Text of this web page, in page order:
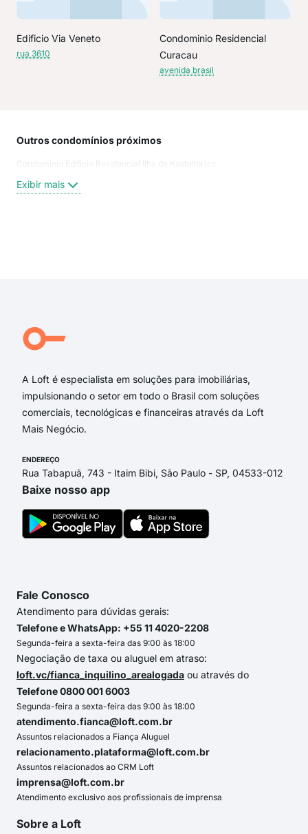
Edificio Via Veneto
rua 3610
Condominio Residencial
Curacau
avenida brasil
Outros condomínios próximos
Condominio Edificio Residencial Ilha de Kastellorizo
Exibir mais
A Loft é especialista em soluções para imobiliárias,
impulsionando o setor em todo o Brasil com soluções
comerciais, tecnológicas e financeiras através da Loft
Mais Negócio.
ENDEREÇO
Rua Tabapuã, 743 - Itaim Bibi, São Paulo - SP, 04533-012
Baixe nosso app
Fale Conosco
Atendimento para dúvidas gerais:
Telefone e WhatsApp: +55 11 4020-2208
Segunda-feira a sexta-feira das 9:00 às 18:00
Negociação de taxa ou aluguel em atraso:
loft.vc/fianca_inquilino_arealogada ou através do
Telefone 0800 001 6003
Segunda-feira a sexta-feira das 9:00 às 18:00
atendimento.fianca@loft.com.br
Assuntos relacionados a Fiança Aluguel
relacionamento.plataforma@loft.com.br
Assuntos relacionados ao CRM Loft
imprensa@loft.com.br
Atendimento exclusivo aos profissionais de imprensa
Sobre a Loft